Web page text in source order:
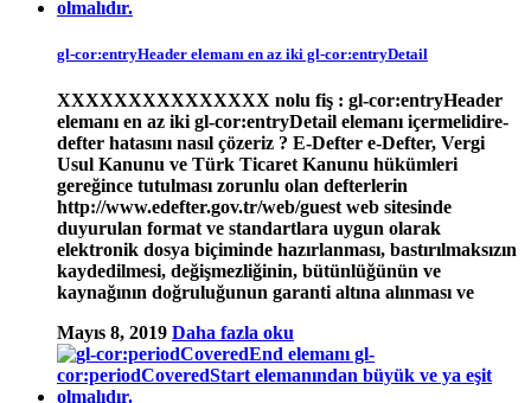
gl-cor:entryHeader elemanı en az iki gl-cor:entryDetail
XXXXXXXXXXXXXXX nolu fiş : gl-cor:entryHeader
elemanı en az iki gl-cor:entryDetail elemanı içermelidire-
defter hatasını nasıl çözeriz ? E-Defter e-Defter, Vergi
Usul Kanunu ve Türk Ticaret Kanunu hükümleri
gereğince tutulması zorunlu olan defterlerin
http://www.edefter.gov.tr/web/guest web sitesinde
duyurulan format ve standartlara uygun olarak
elektronik dosya biçiminde hazırlanması, bastırılmaksızın
kaydedilmesi, değişmezliğinin, bütünlüğünün ve
kaynağının doğruluğunun garanti altına alınması ve
Mayıs 8, 2019 Daha fazla oku